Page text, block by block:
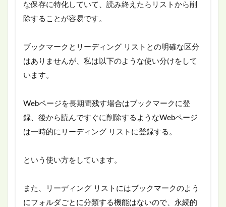
な保存に特化していて、読み終えたらリストから削
除することが容易です。
ブックマークとリーディング リストとの明確な区分
はありませんが、私は以下のような使い分けをして
います。
Webページを長期間残す場合はブックマークに登
録、後から読んですぐに削除するようなWebページ
は一時的にリーディング リストに登録する。
という使い方をしています。
また、リーディング リストにはブックマークのよう
にフォルダごとに分類する機能はないので、永続的